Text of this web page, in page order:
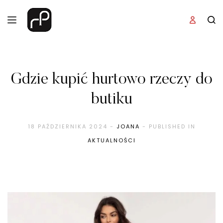
Gdzie kupić hurtowo rzeczy do
butiku
18 PAŹDZIERNIKA 2024 - JOANA - PUBLISHED IN
AKTUALNOŚCI